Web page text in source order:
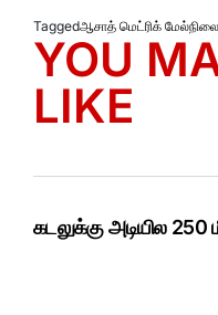
Taggedஆசாத் மெட்ரிக்
YOU
LIKE
கடலுக்கு அடியில